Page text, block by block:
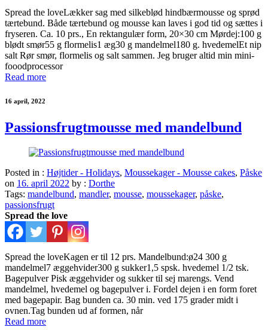
Spread the loveLækker sag med silkeblød hindbærmousse og sprød
tærtebund. Både tærtebund og mousse kan laves i god tid og sættes i
fryseren. Ca. 10 prs., En rektangulær form, 20×30 cm Mørdej:100 g
blødt smør55 g flormelis1 æg30 g mandelmel180 g. hvedemelEt nip
salt Rør smør, flormelis og salt sammen. Jeg bruger altid min mini-
fooodprocessor
Read more
16 april, 2022
Passionsfrugtmousse med mandelbund
Posted in : Højtider - Holidays, Moussekager - Mousse cakes, Påske
on 16. april 2022 by : Dorthe
Tags: mandelbund, mandler, mousse, moussekager, påske,
passionsfrugt
Spread the love
Spread the loveKagen er til 12 prs. Mandelbund:ø24 300 g
mandelmel7 æggehvider300 g sukker1,5 spsk. hvedemel 1/2 tsk.
Bagepulver Pisk æggehvider og sukker til sej marengs. Vend
mandelmel, hvedemel og bagepulver i. Fordel dejen i en form foret
med bagepapir. Bag bunden ca. 30 min. ved 175 grader midt i
ovnen.Tag bunden ud af formen, når
Read more